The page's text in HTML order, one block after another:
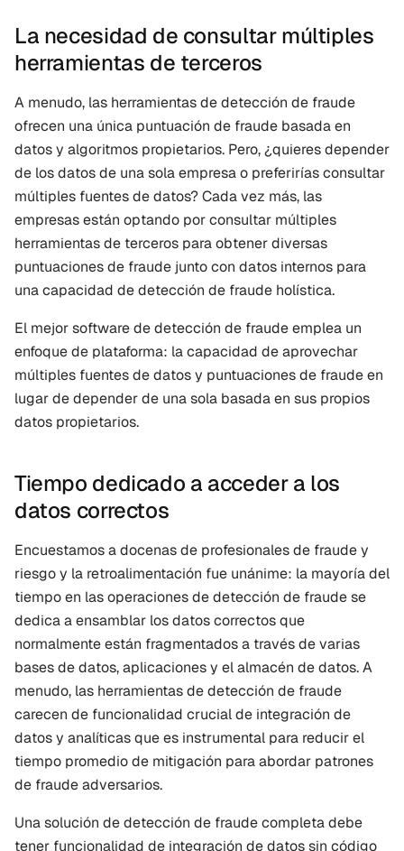
La necesidad de consultar múltiples
herramientas de terceros
A menudo, las herramientas de detección de fraude
ofrecen una única puntuación de fraude basada en
datos y algoritmos propietarios. Pero, ¿quieres depender
de los datos de una sola empresa o preferirías consultar
múltiples fuentes de datos? Cada vez más, las
empresas están optando por consultar múltiples
herramientas de terceros para obtener diversas
puntuaciones de fraude junto con datos internos para
una capacidad de detección de fraude holística.
El mejor software de detección de fraude emplea un
enfoque de plataforma: la capacidad de aprovechar
múltiples fuentes de datos y puntuaciones de fraude en
lugar de depender de una sola basada en sus propios
datos propietarios.
Tiempo dedicado a acceder a los
datos correctos
Encuestamos a docenas de profesionales de fraude y
riesgo y la retroalimentación fue unánime: la mayoría del
tiempo en las operaciones de detección de fraude se
dedica a ensamblar los datos correctos que
normalmente están fragmentados a través de varias
bases de datos, aplicaciones y el almacén de datos. A
menudo, las herramientas de detección de fraude
carecen de funcionalidad crucial de integración de
datos y analíticas que es instrumental para reducir el
tiempo promedio de mitigación para abordar patrones
de fraude adversarios.
Una solución de detección de fraude completa debe
tener funcionalidad de integración de datos sin código